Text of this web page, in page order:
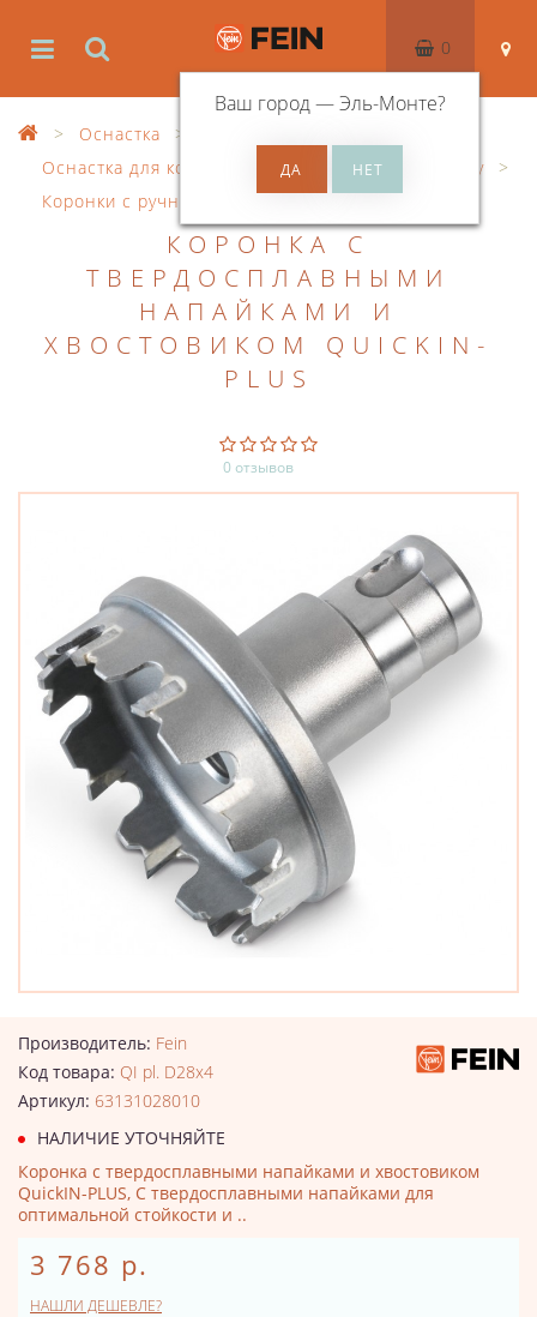
Ваш город —Эль-Монте?
0
Оснастка
Оснастка для корончатого сверления по металлу
Коронки с ручным управлением
HM
КОРОНКА С
ТВЕРДОСПЛАВНЫМИ
НАПАЙКАМИ И
ХВОСТОВИКОМ QUICKIN-
PLUS
0 отзывов
Производитель: Fein
Код товара: QI pl. D28x4
Артикул: 63131028010
НАЛИЧИЕ УТОЧНЯЙТЕ
Коронка с твердосплавными напайками и хвостовиком
QuickIN-PLUS, С твердосплавными напайками для
оптимальной стойкости и ..
3 768 р.
НАШЛИ ДЕШЕВЛЕ?